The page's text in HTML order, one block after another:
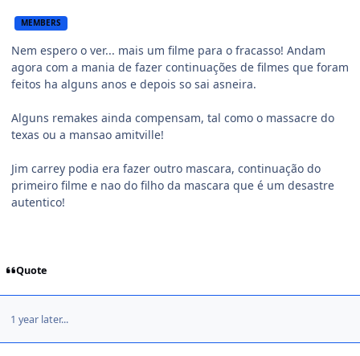
MEMBERS
Nem espero o ver... mais um filme para o fracasso! Andam
agora com a mania de fazer continuações de filmes que foram
feitos ha alguns anos e depois so sai asneira.
Alguns remakes ainda compensam, tal como o massacre do
texas ou a mansao amitville!
Jim carrey podia era fazer outro mascara, continuação do
primeiro filme e nao do filho da mascara que é um desastre
autentico!
Quote
1 year later...